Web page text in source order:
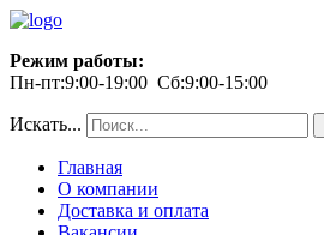
Режим работы:
Пн-пт:9:00-19:00 Сб:9:00-15:00
Искать...
Главная
О компании
Доставка и оплата